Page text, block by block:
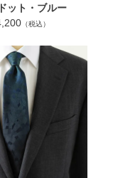
ット・ブルー
（税込）